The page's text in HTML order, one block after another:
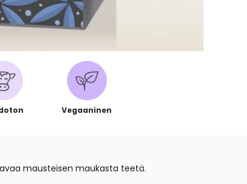
Vegaaninen
mausteisen maukasta teetä.